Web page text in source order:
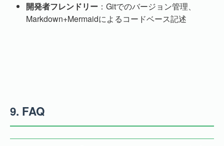
開発者フレンドリー ：Gitでのバージョン管理、
Markdown+Mermaidによるコードベース記述
9. FAQ